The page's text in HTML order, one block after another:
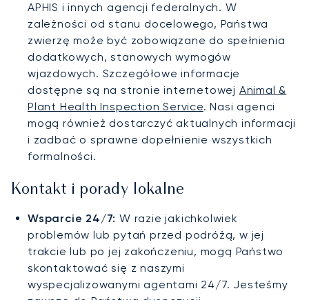
APHIS i innych agencji federalnych. W
zależności od stanu docelowego, Państwa
zwierzę może być zobowiązane do spełnienia
dodatkowych, stanowych wymogów
wjazdowych. Szczegółowe informacje
dostępne są na stronie internetowej Animal &
Plant Health Inspection Service. Nasi agenci
mogą również dostarczyć aktualnych informacji
i zadbać o sprawne dopełnienie wszystkich
formalności.
Kontakt i porady lokalne
Wsparcie 24/7: W razie jakichkolwiek
problemów lub pytań przed podróżą, w jej
trakcie lub po jej zakończeniu, mogą Państwo
skontaktować się z naszymi
wyspecjalizowanymi agentami 24/7. Jesteśmy